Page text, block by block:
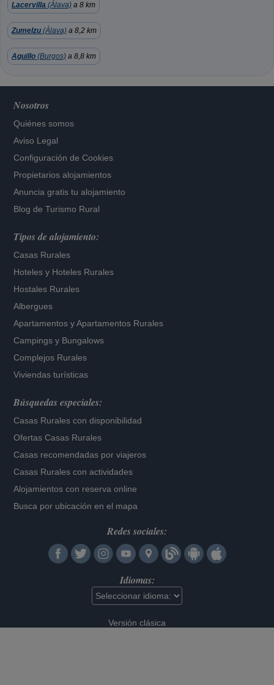
Lacervilla (Álava) a 8 km
Zumelzu (Álava) a 8,2 km
Aguillo (Burgos) a 8,8 km
Nosotros
Quiénes somos
Aviso Legal
Configuración de Cookies
Propietarios alojamientos
Anuncia gratis tu alojamiento
Blog de Turismo Rural
Tipos de alojamiento:
Casas Rurales
Hoteles y Hoteles Rurales
Hostales Rurales
Albergues
Apartamentos yApartamentos Rurales
Campings y Bungalows
Complejos Rurales
Viviendas turísticas
Búsquedas especiales:
Casas Rurales con disponibilidad
Ofertas Casas Rurales
Casas recomendadas por viajeros
Casas Rurales con actividades
Alojamientos con reserva online
Busca por ubicación en el mapa
Redes sociales:
Idiomas:
Versión clásica